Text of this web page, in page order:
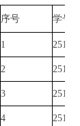
序号 学号
1
2
3
4